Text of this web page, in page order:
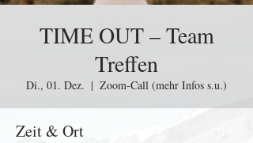
TIME OUT – Team
Treffen
Di., 01. Dez.
  |
Zoom-Call (mehr Infos s.u.)
Zeit & Ort